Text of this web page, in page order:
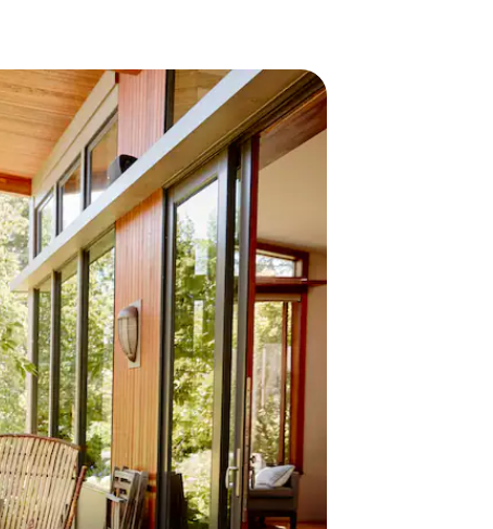
hacia arriba y hacia abajo, o bien tocando y deslizando la pantalla.